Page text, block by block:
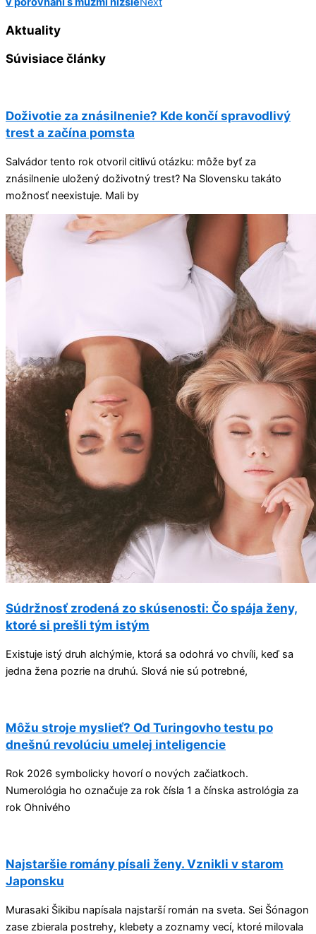
Aktuality
Súvisiace články
Doživotie za znásilnenie? Kde končí spravodlivý
trest a začína pomsta
Salvádor tento rok otvoril citlivú otázku: môže byť za
znásilnenie uložený doživotný trest? Na Slovensku takáto
možnosť neexistuje. Mali by
Súdržnosť zrodená zo skúsenosti: Čo spája ženy,
ktoré si prešli tým istým
Existuje istý druh alchýmie, ktorá sa odohrá vo chvíli, keď sa
jedna žena pozrie na druhú. Slová nie sú potrebné,
Môžu stroje myslieť? Od Turingovho testu po
dnešnú revolúciu umelej inteligencie
Rok 2026 symbolicky hovorí o nových začiatkoch.
Numerológia ho označuje za rok čísla 1 a čínska astrológia za
rok Ohnivého
Najstaršie romány písali ženy. Vznikli v starom
Japonsku
Murasaki Šikibu napísala najstarší román na sveta. Sei Šónagon
zase zbierala postrehy, klebety a zoznamy vecí, ktoré milovala